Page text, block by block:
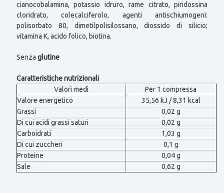
cianocobalamina, potassio idruro, rame citrato, piridossina
cloridrato, colecalciferolo, agenti antischiumogeni:
polisorbato 80, dimetilpolisilossano, diossido di silicio;
vitamina K, acido folico, biotina.
Senza glutine
Caratteristiche nutrizionali
Valori medi
Per 1 compressa
Valore energetico
35,56 kJ / 8,31 kcal
Grassi
0,02 g
Di cui acidi grassi saturi
0,02 g
Carboidrati
1,03 g
Di cui zuccheri
0,1 g
Proteine
0,04 g
Sale
0,62 g